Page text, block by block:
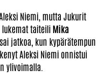
Niemi, mutta Jukurit
taiteili Mika
jatkoa, kun kypärätempun
Aleksi Niemi onnistui
ylivoimalla.